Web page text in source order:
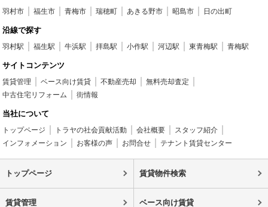
羽村市 福生市 青梅市 瑞穂町 あきる野市 昭島市 日の出町
沿線で探す
羽村駅 福生駅 牛浜駅 拝島駅 小作駅 河辺駅 東青梅駅 青梅駅
サイトコンテンツ
賃貸管理 ベース向け賃貸 不動産売却
無料売却査定
中古住宅リフォーム
街情報
当社について
トップページ トラヤの社会貢献活動 会社概要
スタッフ紹介
インフォメーション
お客様の声 お問合せ テナント賃貸センター
トップページ 賃貸物件検索
賃貸管理 ベース向け賃貸